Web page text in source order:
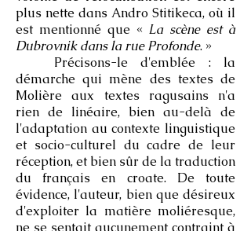
plus nette dans Andro Stitikeca, où il
est mentionné que « La scène est à
Dubrovnik dans la rue Profonde. »
Précisons-le d'emblée : la
démarche qui mène des textes de
Molière aux textes ragusains n'a
rien de linéaire, bien au-delà de
l'adaptation au contexte linguistique
et socio-culturel du cadre de leur
réception, et bien sûr de la traduction
du français en croate. De toute
évidence, l'auteur, bien que désireux
d'exploiter la matière moliéresque,
ne se sentait aucunement contraint à